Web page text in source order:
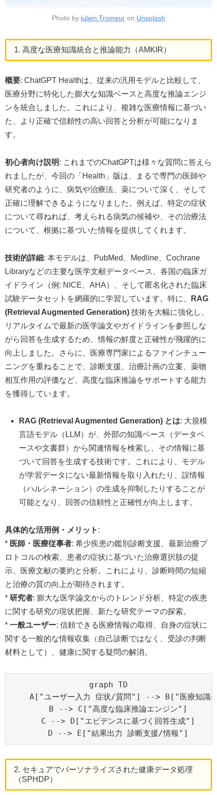
Photo by julien Tromeur on Unsplash
1. 高度な医療知識統合と推論能力（AMKIR）
概要: ChatGPT Healthは、従来の汎用モデルと比較して、
医療分野に特化した膨大な知識ベースと高度な推論エンジ
ンを統合しました。これにより、複雑な医療情報に基づい
た、より正確で信頼性の高い回答と分析が可能になりま
す。
初心者向け説明: これまでのChatGPTは様々な質問に答えら
れましたが、今回の「Health」版は、まるで専門の医師や
研究者のように、病気や治療法、薬について深く、そして
正確に理解できるようになりました。例えば、特定の症状
について尋ねれば、考えられる病気の候補や、その治療法
について、根拠に基づいた情報を提供してくれます。
技術的詳細: 本モデルは、PubMed、Medline、Cochrane
Libraryなどの主要な医学文献データベース、各国の臨床ガ
イドライン（例: NICE、AHA）、そして匿名化された臨床
試験データセットを網羅的に学習しています。特に、
RAG
(Retrieval Augmented Generation) 技術を大幅に強化し、
リアルタイムで最新の医学論文やガイドラインを参照しな
がら回答を生成するため、情報の鮮度と正確性が飛躍的に
向上しました。さらに、医療専門家によるファインチュー
ニングを重ねることで、診断支援、治療計画の立案、薬物
相互作用の評価など、高度な臨床推論をサポートする能力
を獲得しています。
RAG (Retrieval Augmented Generation) とは: 大規模
言語モデル（LLM）が、外部の知識ベース（データベ
ースや文書群）から関連情報を検索し、その情報に基
づいて回答を生成する技術です。これにより、モデル
が学習データにない最新情報を取り入れたり、誤情報
（ハルシネーション）の生成を抑制したりすることが
可能となり、回答の信頼性と正確性が向上します。
具体的な活用例・メリット :
* 医師・医療従事者: 希少疾患の鑑別診断支援、最新治療プ
ロトコルの検索、患者の症状に基づいた治療選択肢の提
示、医療文献の要約と分析。これにより、診断時間の短縮
と治療の質の向上が期待されます。
* 研究者: 膨大な医学論文からのトレンド分析、特定の疾患
に関する研究の現状把握、新たな研究テーマの探索。
* 一般ユーザー: 信頼できる医療情報の取得、自身の症状に
関する一般的な情報収集（自己診断ではなく、受診の判断
材料として）、健康に関する疑問の解消。
graph TD
A["ユーザー入力 症状/質問"] --> B["医療知識
    B --> C["高度な臨床推論エンジン"]
    C --> D["エビデンスに基づく回答生成"]
    D --> E["結果出力 診断支援/情報"]
2. セキュアでパーソナライズされた健康データ処理
（SPHDP）